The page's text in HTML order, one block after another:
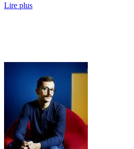
Lire plus